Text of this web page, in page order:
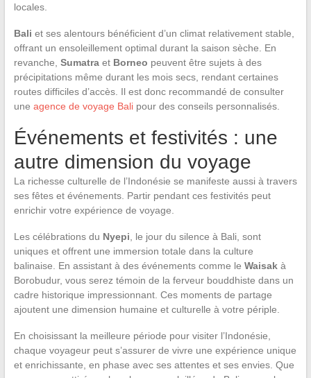
locales.
Bali et ses alentours bénéficient d’un climat relativement stable,
offrant un ensoleillement optimal durant la saison sèche. En
revanche, Sumatraet Borneo peuvent être sujets à des
précipitations même durant les mois secs, rendant certaines
routes difficiles d’accès. Il est donc recommandé de consulter
une agence de voyage Balipour des conseils personnalisés.
Événements et festivités : une
autre dimension du voyage
La richesse culturelle de l’Indonésie se manifeste aussi à travers
ses fêtes et événements. Partir pendant ces festivités peut
enrichir votre expérience de voyage.
Les célébrations du Nyepi , le jour du silence à Bali, sont
uniques et offrent une immersion totale dans la culture
balinaise. En assistant à des événements comme le Waisakà
Borobudur, vous serez témoin de la ferveur bouddhiste dans un
cadre historique impressionnant. Ces moments de partage
ajoutent une dimension humaine et culturelle à votre périple.
En choisissant la meilleure période pour visiter l’Indonésie,
chaque voyageur peut s’assurer de vivre une expérience unique
et enrichissante, en phase avec ses attentes et ses envies. Que